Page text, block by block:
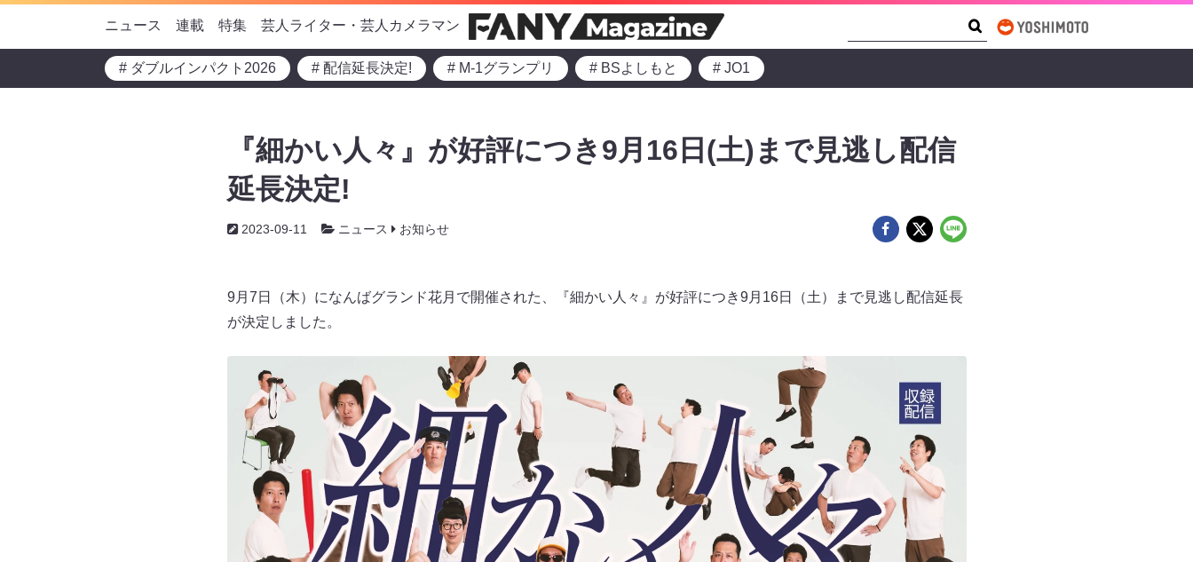
ニュース 連載 特集 芸人ライター・芸人カメラマン
# ダブルインパクト2026 # 配信延長決定! # M-1グランプリ # BSよしもと # JO1
『細かい人々』が好評につき9月16日(土)まで見逃し配信
延長決定!
2023-09-11 ニュース お知らせ
9月7日（木）になんばグランド花月で開催された、『細かい人々』が好評につき9月16日（土）まで見逃し配信延長
が決定しました。